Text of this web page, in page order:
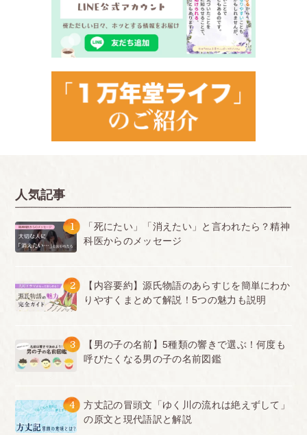
人気記事
1
「死にたい」「消えたい」と言われたら？精神
科医からのメッセージ
2
【内容要約】源氏物語のあらすじを簡単にわか
りやすくまとめて解説！5つの魅力も説明
3
【男の子の名前】5種類の響きで選ぶ！何度も
呼びたくなる男の子の名前図鑑
4
方丈記の冒頭文「ゆく川の流れは絶えずして」
の原文と現代語訳と解説